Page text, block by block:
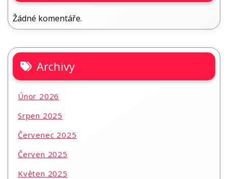
Žádné komentáře.
Archivy
Únor 2026
Srpen 2025
Červenec 2025
Červen 2025
Květen 2025